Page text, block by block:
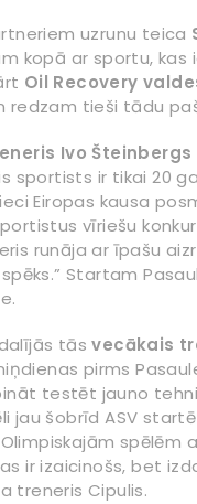
uzrunu teica
kopā ar sportu,
Oil Recovery
tieši tādu
Ivo Šteinbergs
sportists ir tikai 20
Eiropas kausa
vīriešu
runāja ar īpašu
Startam
tāsvecākais
pirms
testēt jauno
jau šobrīd ASV
ir izaicinošs, bet
treneris Cipulis.